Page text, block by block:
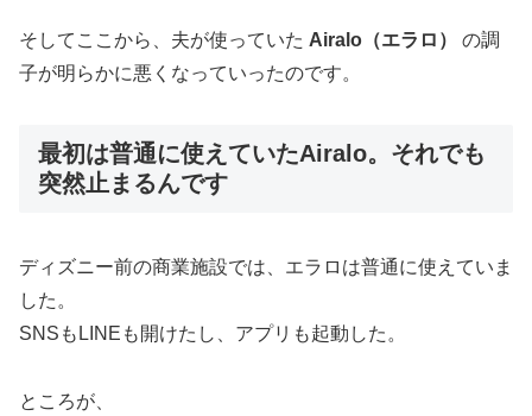
そしてここから、夫が使っていた Airalo（エラロ）
の調
子が明らかに悪くなっていったのです。
最初は普通に使えていたAiralo。それでも
突然止まるんです
ディズニー前の商業施設では、エラロは普通に使えていま
した。
SNSもLINEも開けたし、アプリも起動した。
ところが、